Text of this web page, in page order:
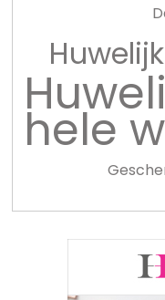
hele